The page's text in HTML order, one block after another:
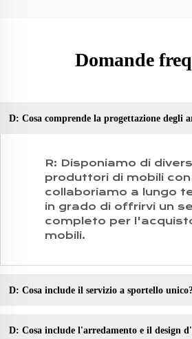
Domande
D: Cosa comprende la progettazione degli
R: Disponiamo di
produttori di mobili con
collaboriamo a lungo
in grado di offrirvi un
completo per
mobili.
D: Cosa include il servizio a sportello
D: Cosa include l'arredamento e il design